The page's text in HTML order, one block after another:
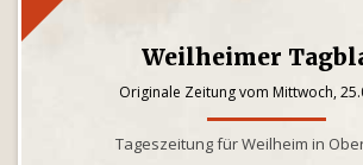
Weilheimer
Originale Zeitung vom Mittwoch,
Tageszeitung für Weilheim in